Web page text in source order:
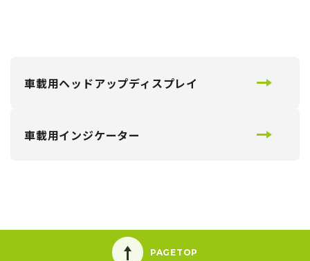
車載用ヘッドアップディスプレイ
車載用インジケーター
PAGETOP